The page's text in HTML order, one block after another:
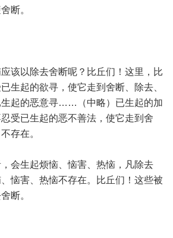
断。
该以除去舍断呢？比丘们！这里，比
生起的欲寻，使它走到舍断、除去、
生起的恶意寻……（中略）已生起的加
受已生起的恶不善法，使它走到舍
存在。
会生起烦恼、恼害、热恼，凡除去
恼害、热恼不存在。比丘们！这些被
断。